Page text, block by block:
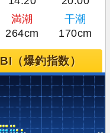
満潮
干潮
264cm 170cm
BI（爆釣指数）